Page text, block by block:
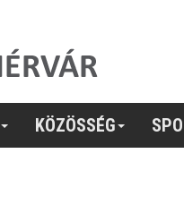
KÖZÖSSÉG